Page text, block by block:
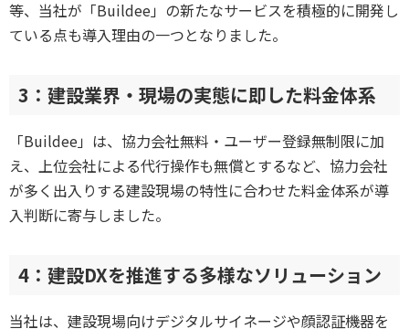
等、当社が「Buildee」の新たなサービスを積極的に開発し
ている点も導入理由の一つとなりました。
3：建設業界・現場の実態に即した料金体系
「Buildee」は、協力会社無料・ユーザー登録無制限に加
え、上位会社による代行操作も無償とするなど、協力会社
が多く出入りする建設現場の特性に合わせた料金体系が導
入判断に寄与しました。
4：建設DXを推進する多様なソリューション
当社は、建設現場向けデジタルサイネージや顔認証機器を